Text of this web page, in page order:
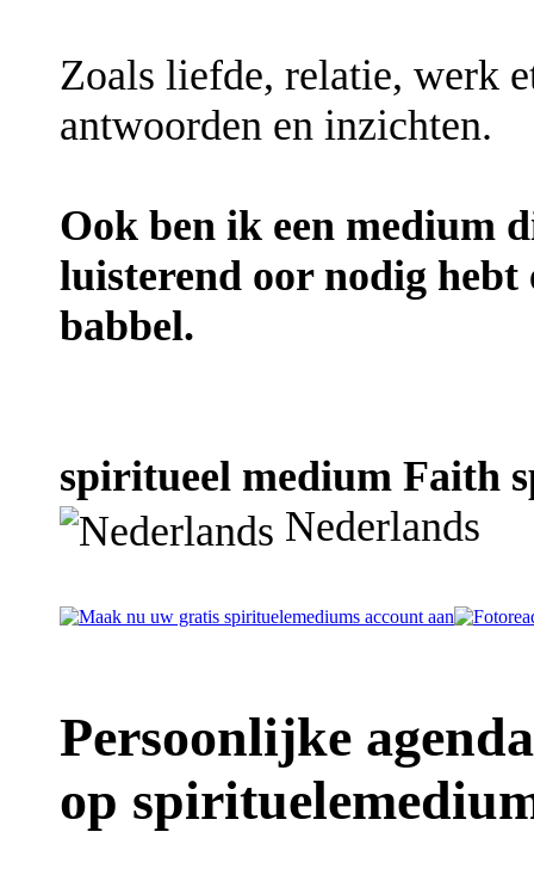
Zoals liefde, relatie, werk
antwoorden en inzichten.
Ook ben ik een medium
luisterend oor nodig hebt
babbel.
spiritueel medium Faith
Nederlands
Persoonlijke
op